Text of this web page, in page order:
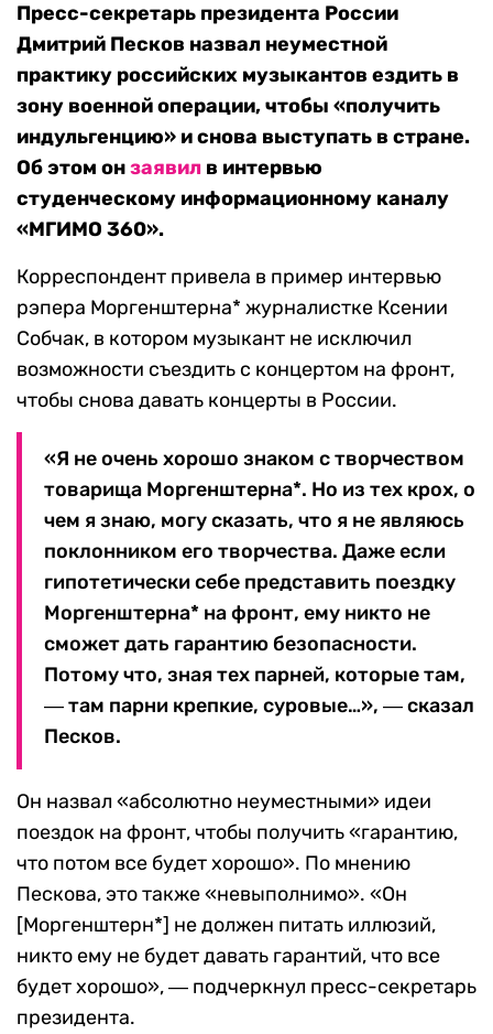
Пресс-секретарь президента России
Дмитрий Песков назвал неуместной
практику российских музыкантов ездить в
зону военной операции, чтобы «получить
индульгенцию» и снова выступать в стране.
Об этом онзаявил в интервью
студенческому информационному каналу
«МГИМО 360».
Корреспондент привела в пример интервью
рэпера Моргенштерна* журналистке Ксении
Собчак, в котором музыкант не исключил
возможности съездить с концертом на фронт,
чтобы снова давать концерты в России.
«Я не очень хорошо знаком с творчеством
товарища Моргенштерна*. Но из тех крох, о
чем я знаю, могу сказать, что я не являюсь
поклонником его творчества. Даже если
гипотетически себе представить поездку
Моргенштерна* на фронт, ему никто не
сможет дать гарантию безопасности.
Потому что, зная тех парней, которые там,
― там парни крепкие, суровые…», ― сказал
Песков.
Он назвал «абсолютно неуместными» идеи
поездок на фронт, чтобы получить «гарантию,
что потом все будет хорошо». По мнению
Пескова, это также «невыполнимо». «Он
[Моргенштерн*] не должен питать иллюзий,
никто ему не будет давать гарантий, что все
будет хорошо», ― подчеркнул пресс-секретарь
президента.